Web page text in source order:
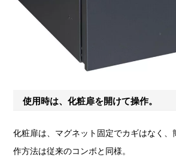
使用時は、化粧扉を開けて操作。
化粧扉は、マグネット固定でカギはなく、
作方法は従来のコンボと同様。